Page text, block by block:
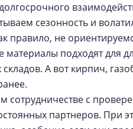
сезонность и
правило, не
материалы подходят для
А вот кирпич,
сотрудничестве с
партнеров. При